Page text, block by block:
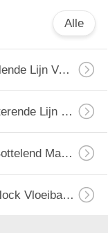
Alle
De Vullende Lijn Van De Monoblockmelk
De Roterende Lijn Van Het Melkflessenvullen
Melk Bottelend Materiaal
Monoblock Vloeibare Het Vullen Machine